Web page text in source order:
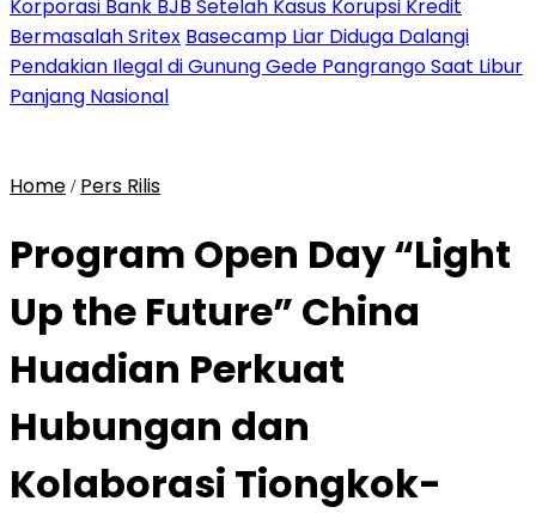
Korporasi Bank BJB Setelah Kasus Korupsi Kredit
Bermasalah Sritex Basecamp Liar Diduga Dalangi
Pendakian Ilegal di Gunung Gede Pangrango Saat Libur
Panjang Nasional
Home / Pers Rilis
Program Open Day “Light
Up the Future” China
Huadian Perkuat
Hubungan dan
Kolaborasi Tiongkok-